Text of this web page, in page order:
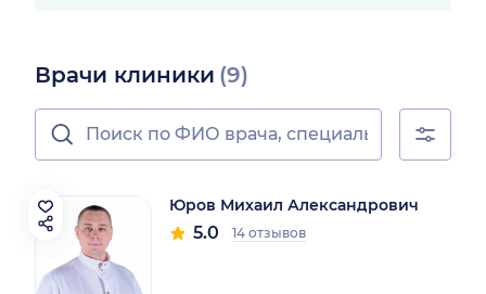
Врачи клиники (9)
Юров Михаил Александрович
5.0 14 отзывов